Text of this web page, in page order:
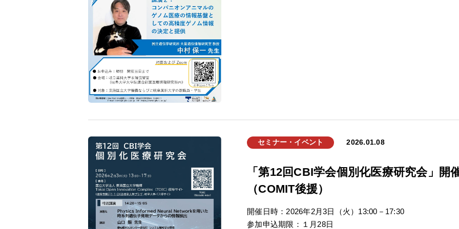
セミナー・イベント 2026.01.08
「第12回CBI学会個別化医療研究会」開
（COMIT後援）
開催日時：2026年2月3日（火）13:00－17:30
参加申込期限：１月28日